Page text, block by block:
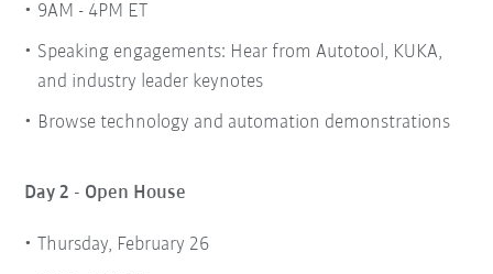
9AM - 4PM ET
Speaking engagements: Hear from Autotool, KUKA,
and industry leader keynotes
Browse technology and automation demonstrations
Day 2 - Open House
Thursday, February 26